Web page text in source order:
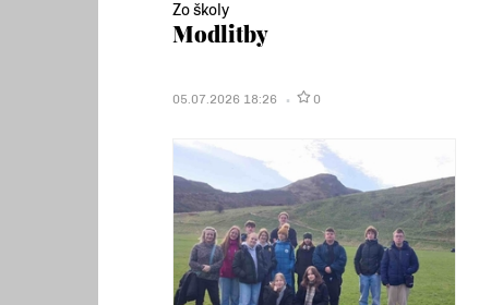
Zo školy
Modlitby
05.07.2026 18:26 0